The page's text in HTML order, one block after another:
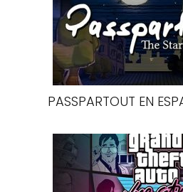
PASSPARTOUT EN